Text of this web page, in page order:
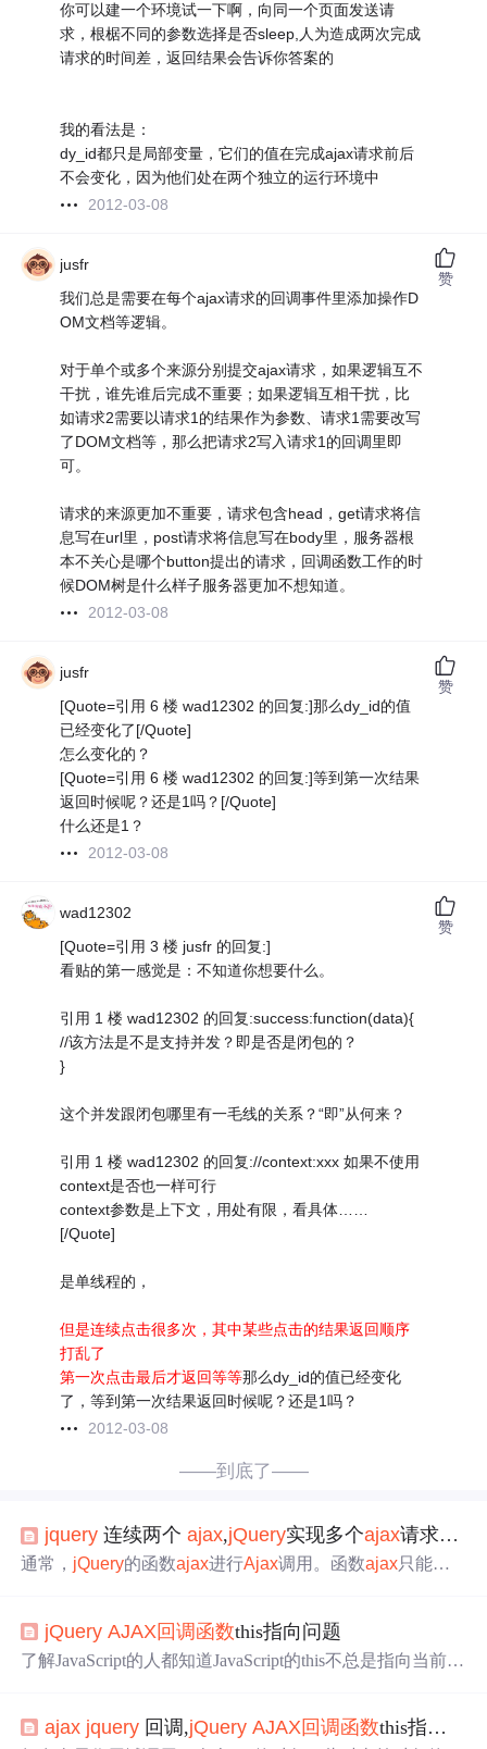
你可以建一个环境试一下啊，向同一个页面发送请
求，根椐不同的参数选择是否sleep,人为造成两次完成
请求的时间差，返回结果会告诉你答案的
我的看法是：
dy_id都只是局部变量，它们的值在完成ajax请求前后
不会变化，因为他们处在两个独立的运行环境中
2012-03-08
jusfr
我们总是需要在每个ajax请求的回调事件里添加操作D
OM文档等逻辑。
对于单个或多个来源分别提交ajax请求，如果逻辑互不
干扰，谁先谁后完成不重要；如果逻辑互相干扰，比
如请求2需要以请求1的结果作为参数、请求1需要改写
了DOM文档等，那么把请求2写入请求1的回调里即
可。
请求的来源更加不重要，请求包含head，get请求将信
息写在url里，post请求将信息写在body里，服务器根
本不关心是哪个button提出的请求，回调函数工作的时
候DOM树是什么样子服务器更加不想知道。
2012-03-08
赞
jusfr
[Quote=引用 6 楼 wad12302 的回复:]那么dy_id的值
已经变化了[/Quote]
怎么变化的？
[Quote=引用 6 楼 wad12302 的回复:]等到第一次结果
返回时候呢？还是1吗？[/Quote]
什么还是1？
2012-03-08
赞
wad12302
[Quote=引用 3 楼 jusfr 的回复:]
看贴的第一感觉是：不知道你想要什么。
引用 1 楼 wad12302 的回复:success:function(data){
//该方法是不是支持并发？即是否是闭包的？
}
这个并发跟闭包哪里有一毛线的关系？“即”从何来？
引用 1 楼 wad12302 的回复://context:xxx 如果不使用
context是否也一样可行
context参数是上下文，用处有限，看具体……
[/Quote]
是单线程的，
但是连续点击很多次，其中某些点击的结果返回顺序
打乱了
第一次点击最后才返回等等那么dy_id的值已经变化
了，等到第一次结果返回时候呢？还是1吗？
2012-03-08
赞
——到底了——
jquery 连续两个ajax,jQuery实现多个ajax请求等待
通常， jQuery的函数ajax进行Ajax调用。函数ajax只能做
是，该功能不能根据这些请求的结果进行多个
注册回调函数。一种情况是，网页使多个Ajax请求在禁用
供的一种...
jQuery AJAX 回调函数this指向问题
了解JavaScript的人都知道JavaScript的this不总是指向当前对
象，此时当前对象的this指向的是window。为了让this的指
ajax jquery 回调,jQuery AJAX 回调函数this指向问题